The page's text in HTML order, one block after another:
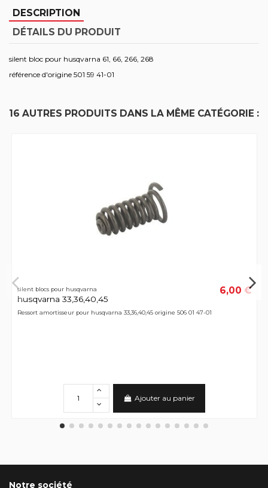
DESCRIPTION
DÉTAILS DU PRODUIT
silent bloc pour husqvarna 61, 66, 266, 268
référence d'origine 501 59 41-01
16 AUTRES PRODUITS DANS LA MÊME CATÉGORIE :
silent blocs pour husqvarna
husqvarna 33,36,40,45
6,00 €
Ressort amortisseur pour husqvarna 33,36,40,45 origine 506 01 47-01
Ajouter au panier
Notre société